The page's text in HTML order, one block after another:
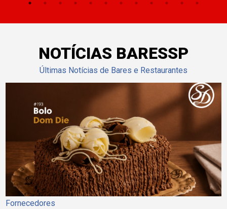
NOTÍCIAS BARESSP
Últimas Notícias de Bares e Restaurantes
Fornecedores